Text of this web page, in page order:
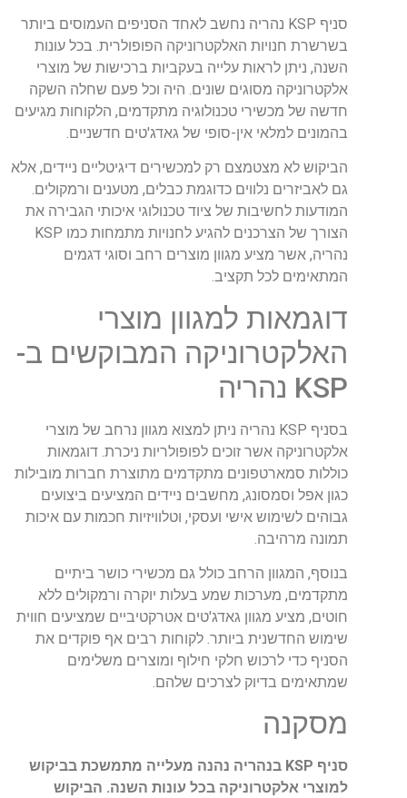
סניף KSP נהריה נחשב לאחד הסניפים העמוסים ביותר
בשרשרת חנויות האלקטרוניקה הפופולרית. בכל עונות
השנה, ניתן לראות עלייה בעקביות ברכישות של מוצרי
אלקטרוניקה מסוגים שונים. היה וכל פעם שחלה השקה
חדשה של מכשירי טכנולוגיה מתקדמים, הלקוחות מגיעים
בהמונים למלאי אין-סופי של גאדג'טים חדשניים.
הביקוש לא מצטמצם רק למכשירים דיגיטליים ניידים, אלא
גם לאביזרים נלווים כדוגמת כבלים, מטענים ורמקולים.
המודעות לחשיבות של ציוד טכנולוגי איכותי הגבירה את
הצורך של הצרכנים להגיע לחנויות מתמחות כמו KSP
נהריה, אשר מציע מגוון מוצרים רחב וסוגי דגמים
המתאימים לכל תקציב.
דוגמאות למגוון מוצרי
האלקטרוניקה המבוקשים ב-
KSP נהריה
בסניף KSP נהריה ניתן למצוא מגוון נרחב של מוצרי
אלקטרוניקה אשר זוכים לפופולריות ניכרת. דוגמאות
כוללות סמארטפונים מתקדמים מתוצרת חברות מובילות
כגון אפל וסמסונג, מחשבים ניידים המציעים ביצועים
גבוהים לשימוש אישי ועסקי, וטלוויזיות חכמות עם איכות
תמונה מרהיבה.
בנוסף, המגוון הרחב כולל גם מכשירי כושר ביתיים
מתקדמים, מערכות שמע בעלות יוקרה ורמקולים ללא
חוטים, מציע מגוון גאדג'טים אטרקטיביים שמציעים חווית
שימוש החדשנית ביותר. לקוחות רבים אף פוקדים את
הסניף כדי לרכוש חלקי חילוף ומוצרים משלימים
שמתאימים בדיוק לצרכים שלהם.
מסקנה
סניף KSP בנהריה נהנה מעלייה מתמשכת בביקוש
למוצרי אלקטרוניקה בכל עונות השנה. הביקוש